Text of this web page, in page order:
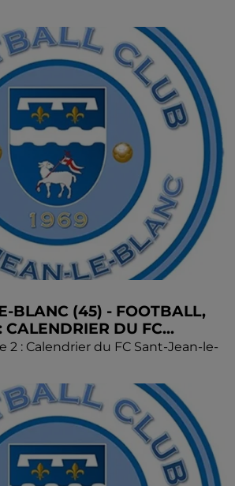
BLANC (45) - FOOTBALL,
CALENDRIER DU FC...
2 : Calendrier du FC Sant-Jean-le-